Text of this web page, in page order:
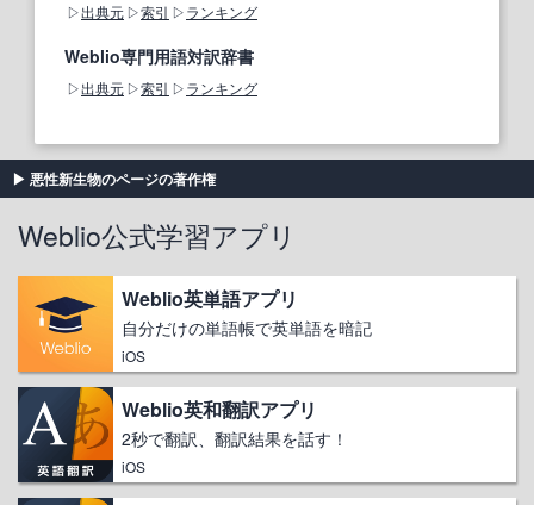
出典元 索引 ランキング
Weblio専門用語対訳辞書
出典元 索引 ランキング
悪性新生物のページの著作権
Weblio公式学習アプリ
Weblio英単語アプリ
自分だけの単語帳で英単語を暗記
iOS
Weblio英和翻訳アプリ
2秒で翻訳、翻訳結果を話す！
iOS